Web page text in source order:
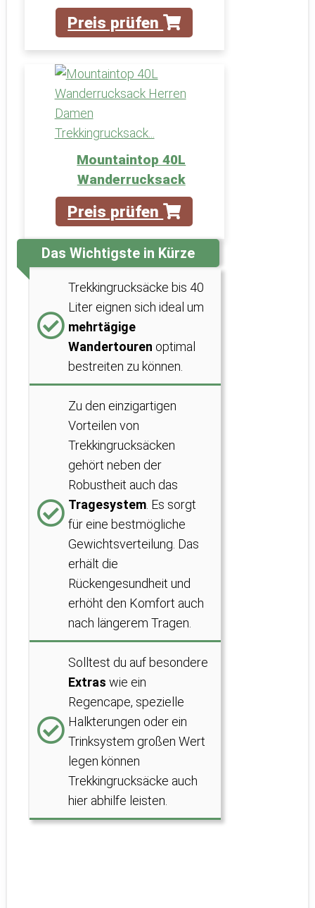
Preis prüfen
Mountaintop 40L
Wanderrucksack
Preis prüfen
Das Wichtigste in Kürze
Trekkingrucksäcke bis 40
Liter eignen sich ideal um
mehrtägige
Wandertouren optimal
bestreiten zu können.
Zu den einzigartigen
Vorteilen von
Trekkingrucksäcken
gehört neben der
Robustheit auch das
Tragesystem. Es sorgt
für eine bestmögliche
Gewichtsverteilung. Das
erhält die
Rückengesundheit und
erhöht den Komfort auch
nach längerem Tragen.
Solltest du auf besondere
Extras wie ein
Regencape, spezielle
Halkterungen oder ein
Trinksystem großen Wert
legen können
Trekkingrucksäcke auch
hier abhilfe leisten.